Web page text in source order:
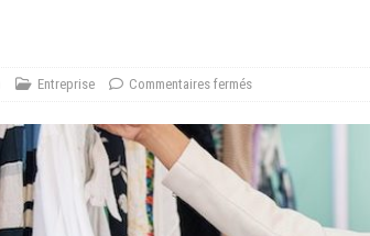
Entreprise Commentaires fermés